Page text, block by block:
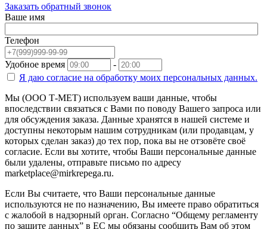
Заказать обратный звонок
Ваше имя
Телефон
Удобное время
-
Я даю согласие на обработку моих персональных данных.
Мы (ООО Т-МЕТ) используем ваши данные, чтобы
впоследствии связаться с Вами по поводу Вашего запроса или
для обсуждения заказа. Данные хранятся в нашей системе и
доступны некоторым нашим сотрудникам (или продавцам, у
которых сделан заказ) до тех пор, пока вы не отзовёте своё
согласие. Если вы хотите, чтобы Ваши персональные данные
были удалены, отправьте письмо по адресу
marketplace@mirkrepega.ru.
Если Вы считаете, что Ваши персональные данные
используются не по назначению, Вы имеете право обратиться
с жалобой в надзорный орган. Согласно “Общему регламенту
по защите данных” в ЕС мы обязаны сообщить Вам об этом